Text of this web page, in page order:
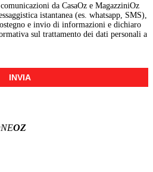
da CasaOz e MagazziniOz
istantanea (es. whatsapp, SMS),
e invio di informazioni e dichiaro
sul trattamento dei dati personali a
INVIA
OZ